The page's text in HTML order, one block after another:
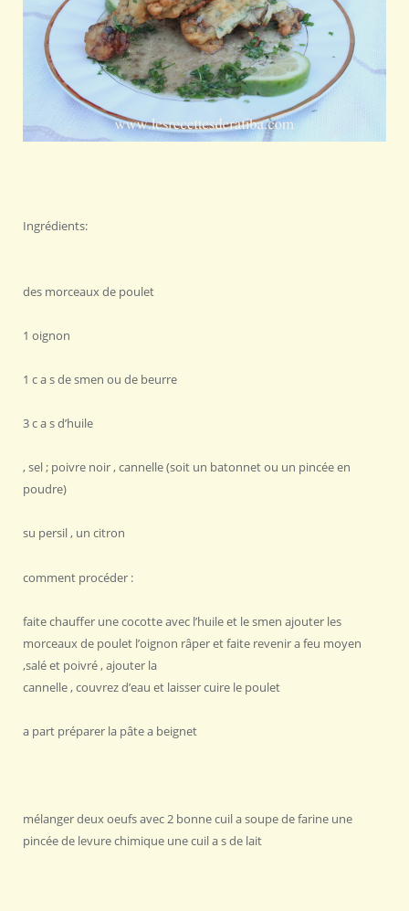
Ingrédients:
des morceaux de poulet
1 oignon
1 c a s de smen ou de beurre
3 c a s d’huile
, sel ; poivre noir , cannelle (soit un batonnet ou un pincée en
poudre)
su persil , un citron
comment procéder :
faite chauffer une cocotte avec l’huile et le smen ajouter les
morceaux de poulet l’oignon râper et faite revenir a feu moyen
,salé et poivré , ajouter la
cannelle , couvrez d’eau et laisser cuire le poulet
a part préparer la pâte a beignet
mélanger deux oeufs avec 2 bonne cuil a soupe de farine une
pincée de levure chimique une cuil a s de lait